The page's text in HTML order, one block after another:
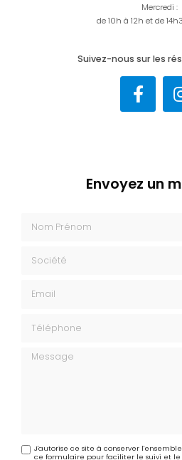
Mercredi :
de 10h à 12h et de
Suivez-nous sur les
Envoyez un
Nom Prénom
Société
Email
Téléphone
Message
J'autorise ce site à conserver
ce formulaire pour faciliter le suivi et